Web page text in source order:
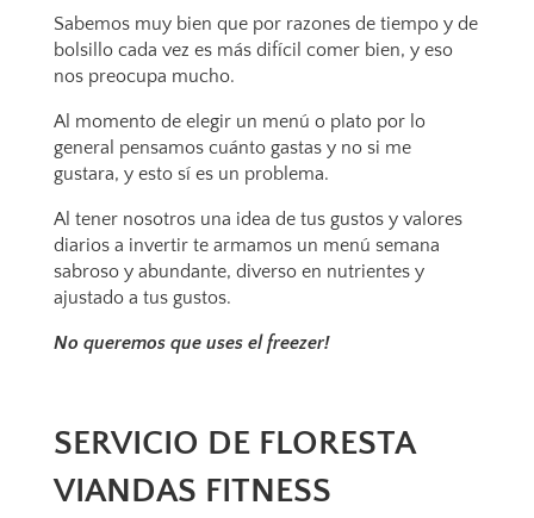
Sabemos muy bien que por razones de tiempo y de
bolsillo cada vez es más difícil comer bien, y eso
nos preocupa mucho.
Al momento de elegir un menú o plato por lo
general pensamos cuánto gastas y no si me
gustara, y esto sí es un problema.
Al tener nosotros una idea de tus gustos y valores
diarios a invertir te armamos un menú semana
sabroso y abundante, diverso en nutrientes y
ajustado a tus gustos.
No queremos que uses el freezer!
SERVICIO DE FLORESTA
VIANDAS FITNESS